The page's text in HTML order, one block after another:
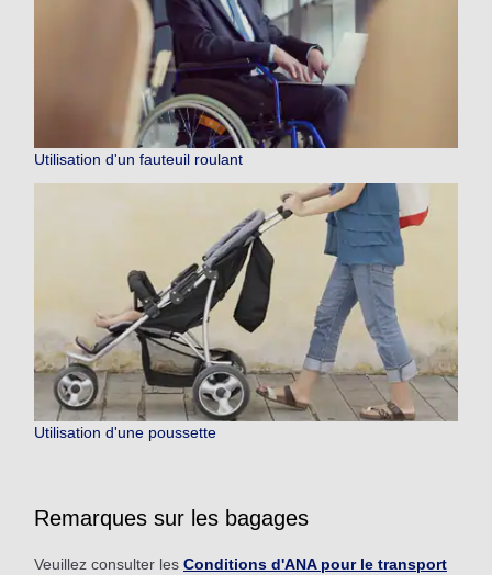
Utilisation d'un fauteuil roulant
Utilisation d'une poussette
Remarques sur les bagages
Veuillez consulter les Conditions d'ANA pour le transport